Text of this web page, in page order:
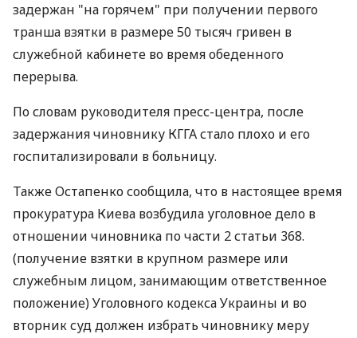
задержан "на горячем" при получении первого
транша взятки в размере 50 тысяч гривен в
служебной кабинете во время обеденного
перерыва.
По словам руководителя пресс-центра, после
задержания чиновнику КГГА стало плохо и его
госпитализировали в больницу.
Также Остапенко сообщила, что в настоящее время
прокуратура Киева возбудила уголовное дело в
отношении чиновника по части 2 статьи 368.
(получение взятки в крупном размере или
служебным лицом, занимающим ответственное
положение) Уголовного кодекса Украины и во
вторник суд должен избрать чиновнику меру